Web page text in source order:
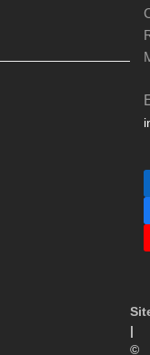
|
©